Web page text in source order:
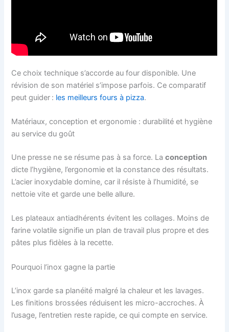
Ce choix technique s’accorde au four disponible. Une
révision de son matériel s’impose parfois. Ce comparatif
peut guider : les meilleurs fours à pizza.
Matériaux, conception et ergonomie : durabilité et hygiène
au service du goût
Une presse ne se résume pas à sa force. Laconception
dicte l’hygiène, l’ergonomie et la constance des résultats.
L’acier inoxydable domine, car il résiste à l’humidité, se
nettoie vite et garde une belle allure.
Les plateaux antiadhérents évitent les collages. Moins de
farine volatile signifie un plan de travail plus propre et des
pâtes plus fidèles à la recette.
Pourquoi l’inox gagne la partie
L’inox garde sa planéité malgré la chaleur et les lavages.
Les finitions brossées réduisent les micro-accroches. À
l’usage, l’entretien reste rapide, ce qui compte en service.